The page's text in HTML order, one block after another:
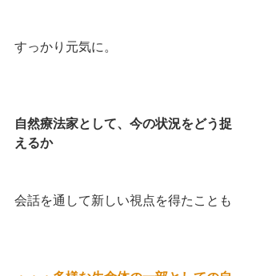
すっかり元気に。
自然療法家として、今の状況をどう捉
えるか
会話を通して新しい視点を得たことも